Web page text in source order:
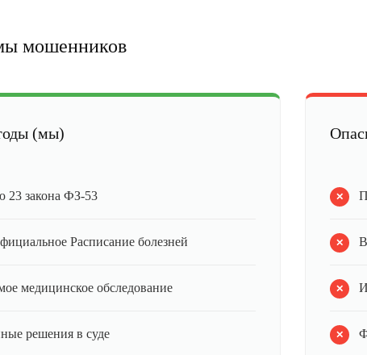
мошенников
(мы)
23 закона ФЗ-53
Расписание болезней
медицинское обследование
решения в суде